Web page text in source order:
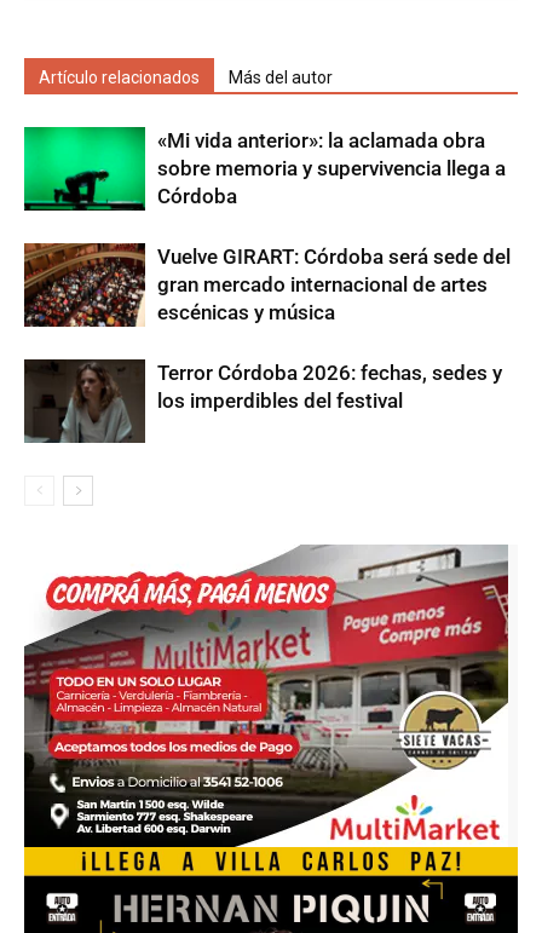
Artículo relacionados Más del autor
«Mi vida anterior»: la aclamada obra
sobre memoria y supervivencia llega a
Córdoba
Vuelve GIRART: Córdoba será sede del
gran mercado internacional de artes
escénicas y música
Terror Córdoba 2026: fechas, sedes y
los imperdibles del festival